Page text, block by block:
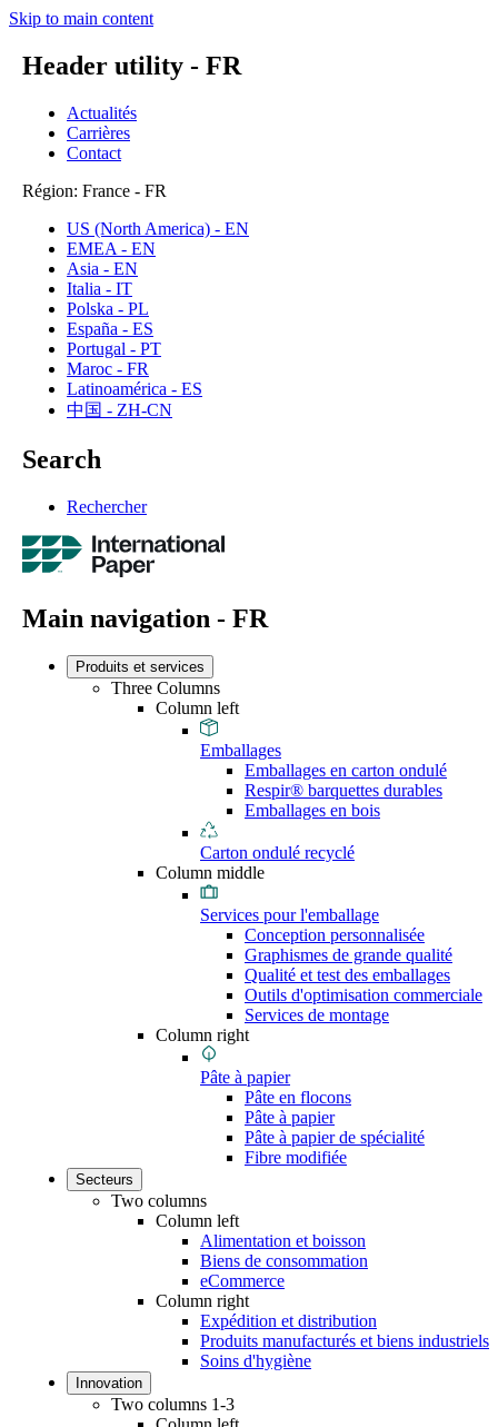
Skip to main content
Header utility - FR
Actualités
Carrières
Contact
Région: France - FR
US (North America) - EN
EMEA - EN
Asia - EN
Italia - IT
Polska - PL
España - ES
Portugal - PT
Maroc - FR
Latinoamérica - ES
中国 - ZH-CN
Search
Rechercher
Main navigation - FR
Produits et services
Three Columns
Column left
Emballages
Emballages en carton ondulé
Respir® barquettes durables
Emballages en bois
Carton ondulé recyclé
Column middle
Services pour l'emballage
Conception personnalisée
Graphismes de grande qualité
Qualité et test des emballages
Outils d'optimisation commerciale
Services de montage
Column right
Pâte à papier
Pâte en flocons
Pâte à papier
Pâte à papier de spécialité
Fibre modifiée
Secteurs
Two columns
Column left
Alimentation et boisson
Biens de consommation
eCommerce
Column right
Expédition et distribution
Produits manufacturés et biens industriels
Soins d'hygiène
Innovation
Two columns 1-3